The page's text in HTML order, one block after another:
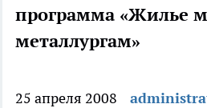
программа «Жилье
металлургам»
25 апреля 2008